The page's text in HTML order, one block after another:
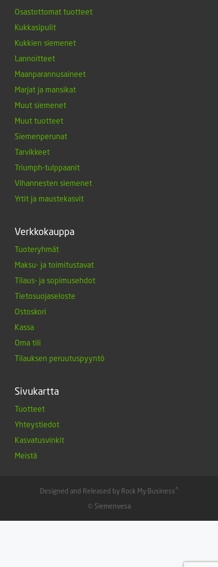
Osastottomat tuotteet
Kukkasipulit
Kukkien siemenet
Lannoitteet
Maanparannusaineet
Marjat ja mansikat
Muut siemenet
Muut tuotteet
Siemenperunat
Tarvikkeet
Triumph-tulppaanit
Vihannesten siemenet
Yrtit ja maustekasvit
Verkkokauppa
Tuoteryhmät
Maksu- ja toimitustavat
Tilaus- ja sopimusehdot
Tietosuojaseloste
Ostoskori
Kassa
Oma tili
Tilauksen peruutuspyyntö
Sivukartta
Tuotteet
Yhteystiedot
Kasvatusvinkit
Meistä
Designed and Released by Rock My Business®
© Siemenvesa